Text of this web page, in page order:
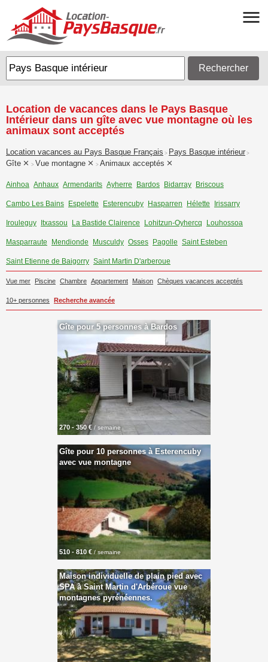
Rechercher
Location de vacances dans le Pays Basque
Intérieur dans un gîte avec vue montagne où les
animaux sont acceptés
Location vacances au Pays Basque Français > Pays Basque intérieur >
Gîte > Vue montagne > Animaux acceptés
Ainhoa Anhaux Armendarits Ayherre Bardos Bidarray Briscous
Cambo Les Bains Espelette Esterencuby Hasparren Hélette Irissarry
Irouleguy Itxassou La Bastide Clairence Lohitzun-Oyhercq Louhossoa
Masparraute Mendionde Musculdy Osses Pagolle Saint Esteben
Saint Etienne de Baigorry Saint Martin D'arberoue
Vue mer Piscine Chambre Appartement Maison Chèques vacances acceptés
10+ personnes Recherche avancée
Gîte pour 5 personnes à Bardos
270 - 350 € / semaine
Gîte pour 10 personnes à Esterencuby
avec vue montagne
510 - 810 € / semaine
Maison individuelle de plain pied avec
SPA à Saint Martin d'Arbéroue vue
montagnes pyrénéennes.